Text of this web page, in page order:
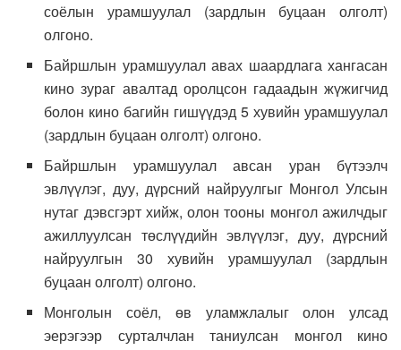
соёлын урамшуулал (зардлын буцаан олголт)
олгоно.
Байршлын урамшуулал авах шаардлага хангасан
кино зураг авалтад оролцсон гадаадын жүжигчид
болон кино багийн гишүүдэд 5 хувийн урамшуулал
(зардлын буцаан олголт) олгоно.
Байршлын урамшуулал авсан уран бүтээлч
эвлүүлэг, дуу, дүрсний найруулгыг Монгол Улсын
нутаг дэвсгэрт хийж, олон тооны монгол ажилчдыг
ажиллуулсан төслүүдийн эвлүүлэг, дуу, дүрсний
найруулгын 30 хувийн урамшуулал (зардлын
буцаан олголт) олгоно.
Монголын соёл, өв уламжлалыг олон улсад
эерэгээр сурталчлан таниулсан монгол кино